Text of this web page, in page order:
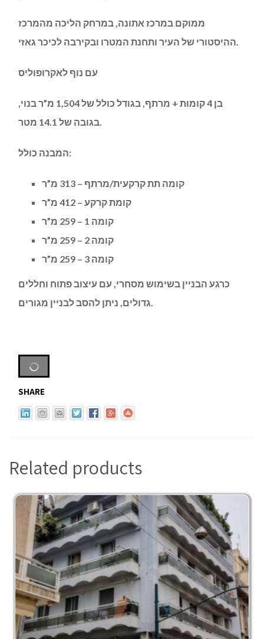
ממוקם במרכז אתונה, במרחק הליכה מהמרכז
ההיסטורי של העיר ותחנת המטרו ובקירבה לכיכר גאזי.
עם נוף לאקרופוליס
בן 4 קומות + מרתף, בגודל כולל של 1,504 מ”ר בנוי,
בגובה של 14.1 מטר.
המבנה כולל:
קומה תת קרקעית/מרתף – 313 מ”ר
קומת קרקע – 412 מ”ר
קומה 1 – 259 מ”ר
קומה 2 – 259 מ”ר
קומה 3 – 259 מ”ר
כרגע הבניין בשימוש מסחרי, עם עיצוב פתוח וחללים
גדולים, ניתן להסב לבניין מגורים.
SHARE
Related products